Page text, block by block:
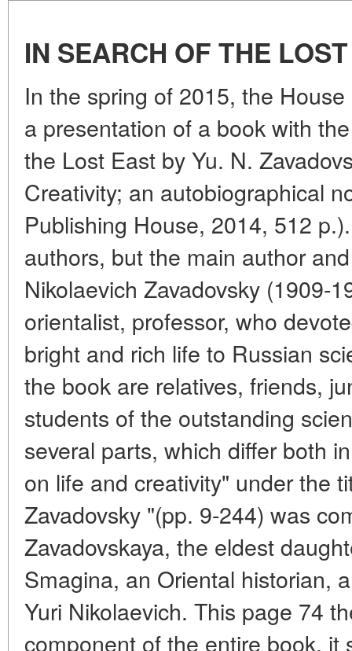
IN SEARCH OF THE
In the spring of 2015, the
a presentation of a book with
the Lost East by Yu. N.
Creativity; an autobiographical
Publishing House, 2014, 512
authors, but the main author
Nikolaevich Zavadovsky (1909-
orientalist, professor, who
bright and rich life to Russian
the book are relatives, friends,
students of the outstanding
several parts, which differ both
on life and creativity" under the
Zavadovsky "(pp. 9-244) was
Zavadovskaya, the eldest
Smagina, an Oriental historian,
Yuri Nikolaevich. This page 74
component of the entire book, it